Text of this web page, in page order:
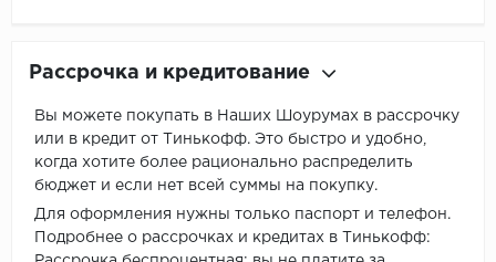
Рассрочка и кредитование
Вы можете покупать в Наших Шоурумах в рассрочку
или в кредит от Тинькофф. Это быстро и удобно,
когда хотите более рационально распределить
бюджет и если нет всей суммы на покупку.
Для оформления нужны только паспорт и телефон.
Подробнее о рассрочках и кредитах в Тинькофф: